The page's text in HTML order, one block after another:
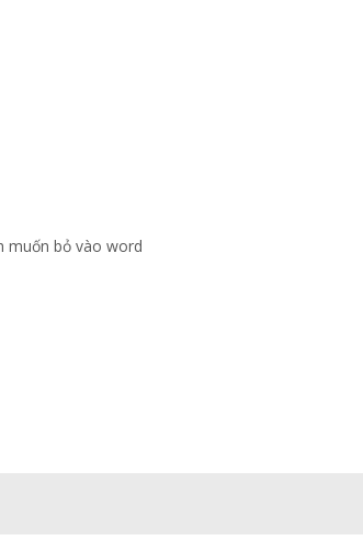
muốn bỏ vào word